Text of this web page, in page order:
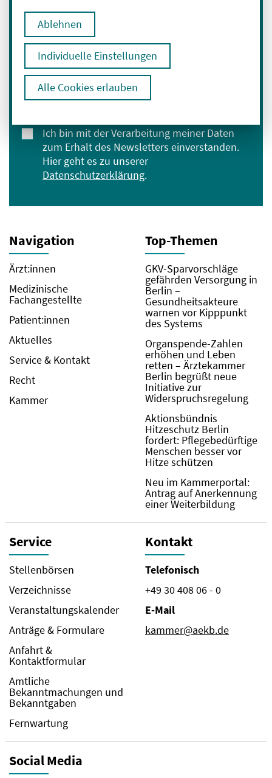
Ablehnen
Individuelle Einstellungen
Alle Cookies erlauben
Immer informiert bleiben
Melden Sie sich für unseren Newsletter an:
E-Mail-Adresse eingeben
Ich bin mit der Verarbeitung meiner Daten
zum Erhalt des Newsletters einverstanden.
Hier geht es zu unserer
Datenschutzerklärung.
Anmelden
Navigation
Ärzt:innen
Medizinische
Fachangestellte
Patient:innen
Aktuelles
Service & Kontakt
Recht
Kammer
Top-Themen
GKV-Sparvorschläge
gefährden Versorgung in
Berlin –
Gesundheitsakteure
warnen vor Kipppunkt
des Systems
Organspende-Zahlen
erhöhen und Leben
retten – Ärztekammer
Berlin begrüßt neue
Initiative zur
Widerspruchsregelung
Aktionsbündnis
Hitzeschutz Berlin
fordert: Pflegebedürftige
Menschen besser vor
Hitze schützen
Neu im Kammerportal:
Antrag auf Anerkennung
einer Weiterbildung
Service
Stellenbörsen
Verzeichnisse
Veranstaltungskalender
Anträge & Formulare
Anfahrt &
Kontaktformular
Amtliche
Bekanntmachungen und
Bekanntgaben
Fernwartung
Kontakt
Telefonisch
+49 30 408 06 - 0
E-Mail
kammer@aekb.de
Social Media